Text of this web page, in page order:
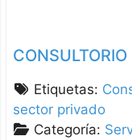
Etiquetas:
sector privado
Categoría: